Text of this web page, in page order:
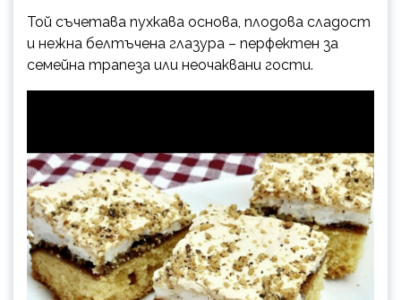
Той съчетава пухкава основа, плодова сладост
и нежна белтъчена глазура – перфектен за
семейна трапеза или неочаквани гости.